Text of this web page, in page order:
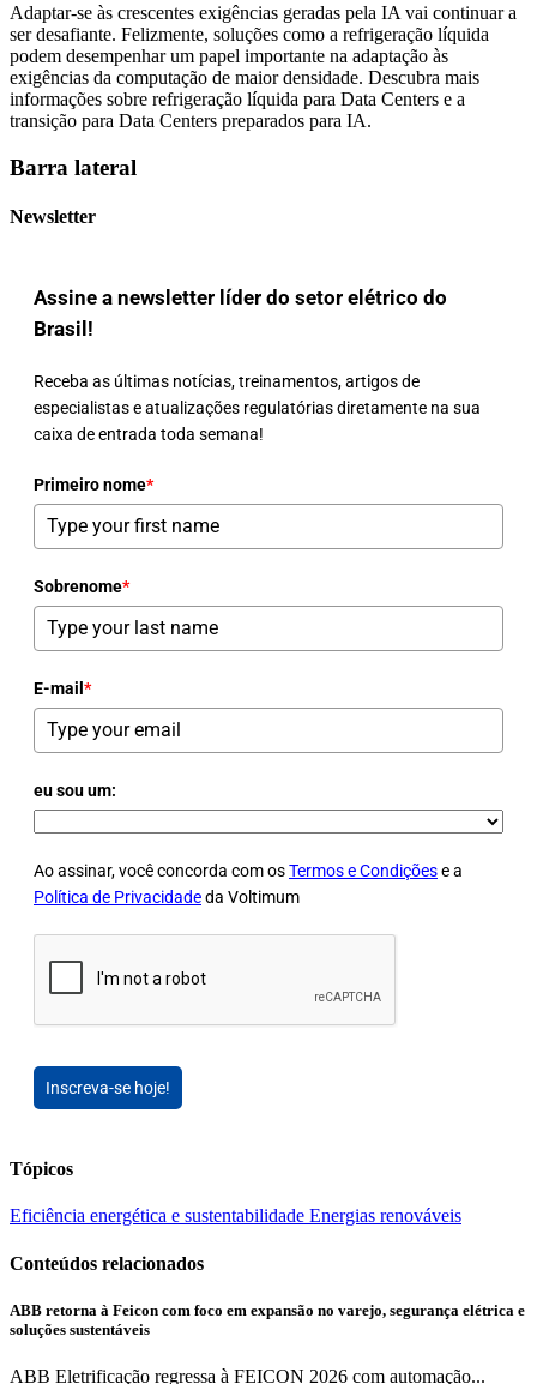
Adaptar-se às crescentes exigências geradas pela IA vai continuar a
ser desafiante. Felizmente, soluções como a refrigeração líquida
podem desempenhar um papel importante na adaptação às
exigências da computação de maior densidade. Descubra mais
informações sobre refrigeração líquida para Data Centers e a
transição para Data Centers preparados para IA.
Barra lateral
Newsletter
Assine a newsletter líder do setor elétrico do
Brasil!
Receba as últimas notícias, treinamentos, artigos de
especialistas e atualizações regulatórias diretamente na sua
caixa de entrada toda semana!
Primeiro nome*
Sobrenome*
E-mail *
eu sou um:
Ao assinar, você concorda com osTermos e Condiçõese a
Política de Privacidadeda Voltimum
Inscreva-se hoje!
Tópicos
Eficiência energética e sustentabilidade Energias renováveis
Conteúdos relacionados
ABB retorna à Feicon com foco em expansão no varejo, segurança elétrica e
soluções sustentáveis
ABB Eletrificação regressa à FEICON 2026 com automação...